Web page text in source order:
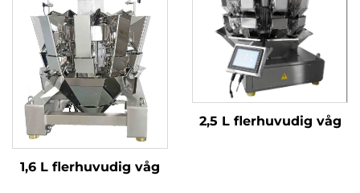
1,6 L flerhuvudig våg
2,5 L flerhuvudig våg